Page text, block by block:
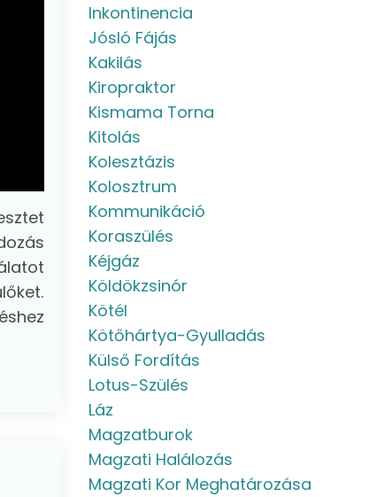
Inkontinencia
Jósló Fájás
Kakilás
Kiropraktor
Kismama Torna
Kitolás
Kolesztázis
Kolosztrum
Kommunikáció
Koraszülés
Kéjgáz
Köldökzsinór
Kötél
Kötőhártya-Gyulladás
Külső Fordítás
Lotus-Szülés
Láz
Magzatburok
Magzati Halálozás
Magzati Kor Meghatározása